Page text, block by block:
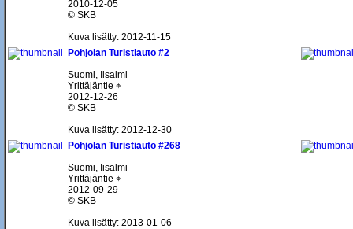
2010-12-05
© SKB
Kuva lisätty: 2012-11-15
Pohjolan Turistiauto #2
Suomi, Iisalmi
Yrittäjäntie ⌖
2012-12-26
© SKB
Kuva lisätty: 2012-12-30
Pohjolan Turistiauto #268
Suomi, Iisalmi
Yrittäjäntie ⌖
2012-09-29
© SKB
Kuva lisätty: 2013-01-06